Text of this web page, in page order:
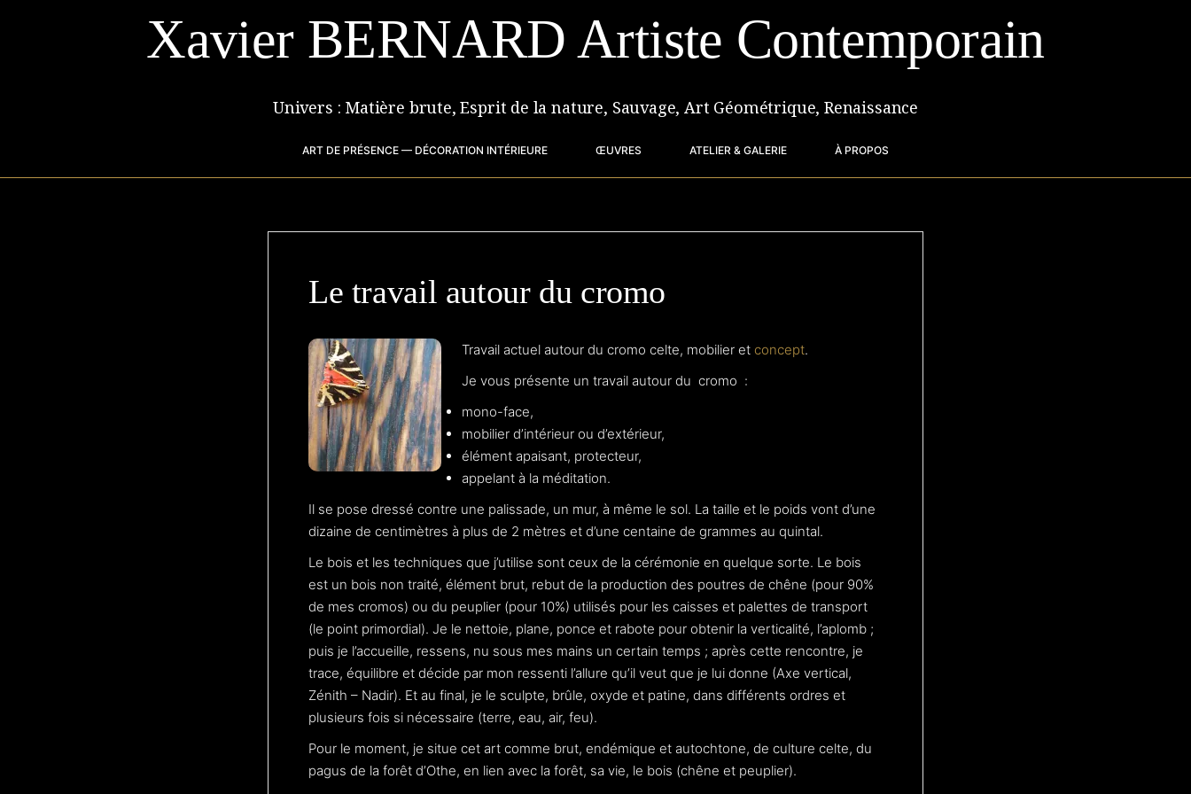
Xavier BERNARD Artiste Contemporain
Univers : Matière brute, Esprit de la nature, Sauvage, Art Géométrique, Renaissance
ART DE PRÉSENCE — DÉCORATION INTÉRIEURE ŒUVRES ATELIER & GALERIE À PROPOS
Le travail autour du cromo
Travail actuel autour du cromo celte, mobilier et concept.
Je vous présente un travail autour du cromo :
mono-face,
mobilier d’intérieur ou d’extérieur,
élément apaisant, protecteur,
appelant à la méditation.
Il se pose dressé contre une palissade, un mur, à même le sol. La taille et le poids vont d’une
dizaine de centimètres à plus de 2 mètres et d’une centaine de grammes au quintal.
Le bois et les techniques que j’utilise sont ceux de la cérémonie en quelque sorte. Le bois
est un bois non traité, élément brut, rebut de la production des poutres de chêne (pour 90%
de mes cromos) ou du peuplier (pour 10%) utilisés pour les caisses et palettes de transport
(le point primordial). Je le nettoie, plane, ponce et rabote pour obtenir la verticalité, l’aplomb ;
puis je l’accueille, ressens, nu sous mes mains un certain temps ; après cette rencontre, je
trace, équilibre et décide par mon ressenti l’allure qu’il veut que je lui donne (Axe vertical,
Zénith – Nadir). Et au final, je le sculpte, brûle, oxyde et patine, dans différents ordres et
plusieurs fois si nécessaire (terre, eau, air, feu).
Pour le moment, je situe cet art comme brut, endémique et autochtone, de culture celte, du
pagus de la forêt d’Othe, en lien avec la forêt, sa vie, le bois (chêne et peuplier).